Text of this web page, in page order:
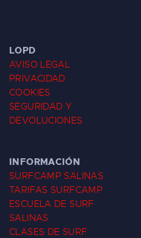
LOPD
AVISO LEGAL
PRIVACIDAD
COOKIES
SEGURIDAD Y
DEVOLUCIONES
INFORMACIÓN
SURFCAMP SALINAS
TARIFAS SURFCAMP
ESCUELA DE SURF
SALINAS
CLASES DE SURF